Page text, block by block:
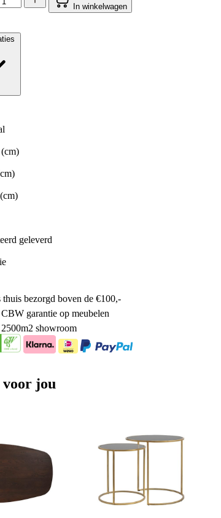
In winkelwagen
geleverd
thuis bezorgd boven de €100,-
CBW garantieop meubelen
2500m2 showroom
voor jou